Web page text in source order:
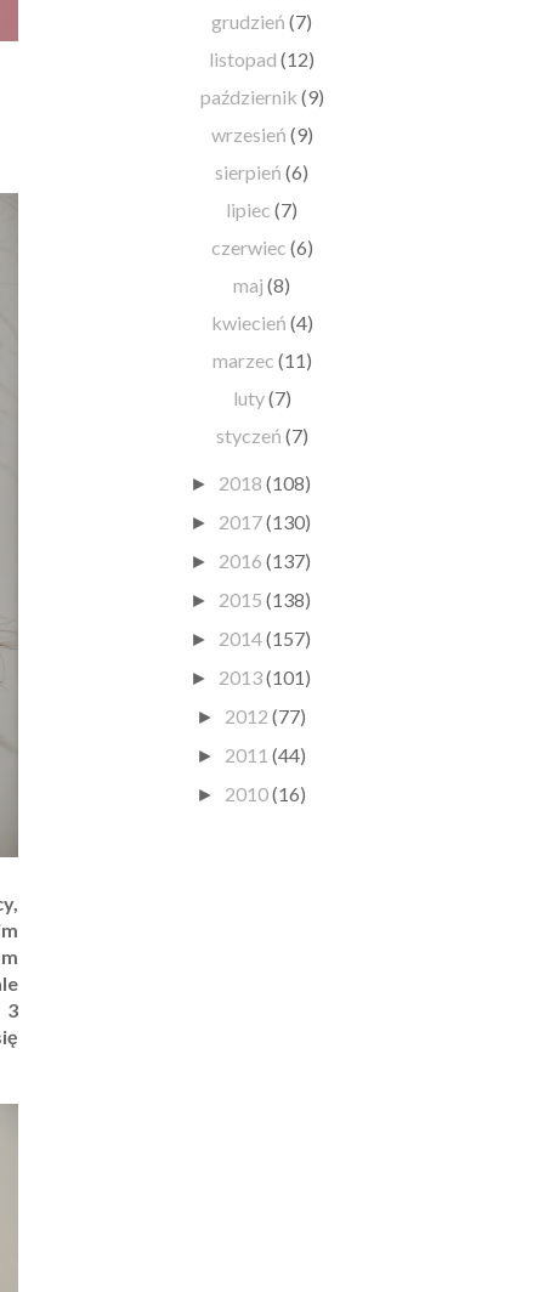
3
grudzień(7)
listopad(12)
październik (9)
wrzesień (9)
sierpień(6)
lipiec(7)
czerwiec (6)
maj(8)
kwiecień (4)
marzec (11)
luty(7)
styczeń (7)
► 2018 (108)
► 2017(130)
► 2016 (137)
► 2015 (138)
► 2014(157)
► 2013(101)
► 2012 (77)
► 2011 (44)
► 2010(16)